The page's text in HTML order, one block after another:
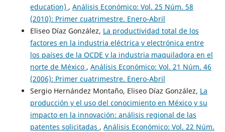
education) , Análisis Económico: Vol. 25 Núm. 58
(2010): Primer cuatrimestre. Enero-Abril
Eliseo Díaz González, La productividad total de los
factores en la industria eléctrica y electrónica entre
los países de la OCDE y la industria maquiladora en el
norte de México , Análisis Económico: Vol. 21 Núm. 46
(2006): Primer cuatrimestre. Enero-Abril
Sergio Hernández Montaño, Eliseo Díaz González, La
producción y el uso del conocimiento en México y su
impacto en la innovación: análisis regional de las
patentes solicitadas , Análisis Económico: Vol. 22 Núm.